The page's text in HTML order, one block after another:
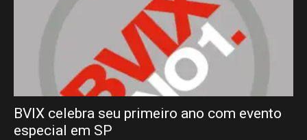
BVIX celebra seu primeiro ano com evento
especial em SP